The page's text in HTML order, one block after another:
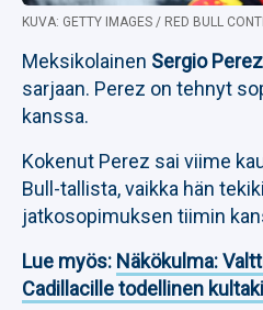
KUVA: GETTY IMAGES / RED BULL
Meksikolainen Sergio Perez
sarjaan. Perez on tehnyt
kanssa.
Kokenut Perez sai viime
Bull-tallista, vaikka hän
jatkosopimuksen tiimin
Lue myös: Näkökulma:
Cadillacille todellinen